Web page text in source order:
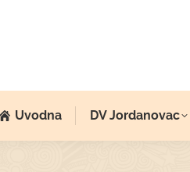
Uvodna DV Jordanovac